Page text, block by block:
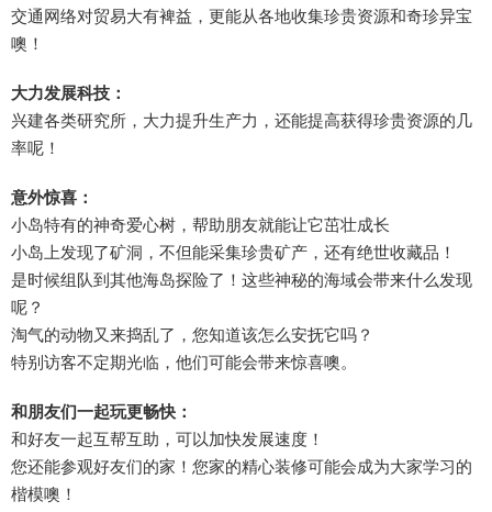
交通网络对贸易大有裨益，更能从各地收集珍贵资源和奇珍异宝
噢！
大力发展科技：
兴建各类研究所，大力提升生产力，还能提高获得珍贵资源的几
率呢！
意外惊喜：
小岛特有的神奇爱心树，帮助朋友就能让它茁壮成长
小岛上发现了矿洞，不但能采集珍贵矿产，还有绝世收藏品！
是时候组队到其他海岛探险了！这些神秘的海域会带来什么发现
呢？
淘气的动物又来捣乱了，您知道该怎么安抚它吗？
特别访客不定期光临，他们可能会带来惊喜噢。
和朋友们一起玩更畅快：
和好友一起互帮互助，可以加快发展速度！
您还能参观好友们的家！您家的精心装修可能会成为大家学习的
楷模噢！